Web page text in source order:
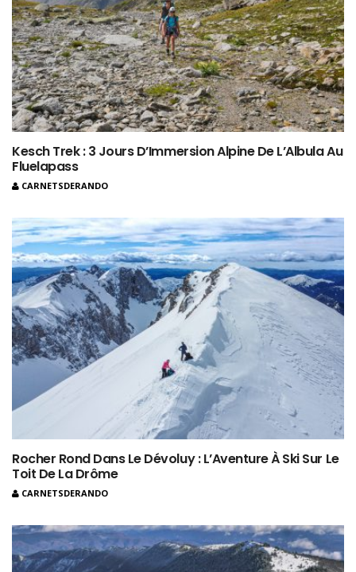
Kesch Trek : 3 Jours D’Immersion Alpine De L’Albula Au
Fluelapass
CARNETSDERANDO
Rocher Rond Dans Le Dévoluy : L’Aventure À Ski Sur Le
Toit De La Drôme
CARNETSDERANDO